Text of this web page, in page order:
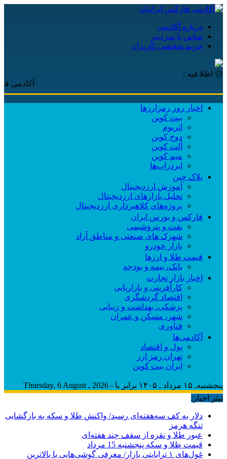
درباره آکادمی
تماس با سردبیر
حریم شخصی کاربران
۞ اطلاعیه :
آکادمی فارکس
اخبار روز رمزارزها
بیت کوین
اتریوم
دوج کوین
آلت کوین
میم کوین‌
ایردراپ‌ها
بلاک چین
آموزش ارزدیجیتال
تحلیل بازارهای ارزدیجیتال
پروژه‌های کلاهبرداری ارزدیجیتال
فارکس و بورس ایران
نفت و پتروشیمی
شهرک های صنعتی و مناطق آزاد
بازار خودرو
قیمت طلا و ارزها
بانک، بیمه و بودجه
اخبار بازار تجارت
کارآفرینی و بازاریابی
اقتصاد گردشگری
پزشکی، بهداشت و زیبایی
شهر، مسکن و عمران
فناوری
آکادمی‌ها
پول و اقتصاد
تهران رمز ارز
ایران بیت کوین
پنجشنبه, ۱۵ مرداد , ۱۴۰۵ برابر با - Thursday, 6 August , 2026
تیتر اخبار:
دلار به کف سه‌هفته‌ای رسید/ واکنش طلا و سکه به بازگشایی
تنگه هرمز
عبور طلا و نقره از سقف چند هفته‌ای
قیمت طلا و سکه پنجشنبه 15 مرداد
غول‌های ۱ ترابایتی بازار/ معرفی گوشی‌هایی با بالاترین